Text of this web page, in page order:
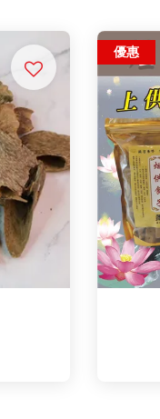
優惠